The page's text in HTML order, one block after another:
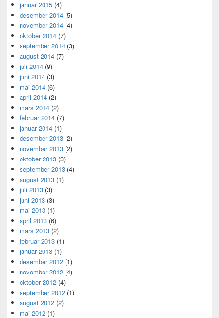
januar 2015 (4)
desember 2014 (5)
november 2014 (4)
oktober 2014 (7)
september 2014 (3)
august 2014 (7)
juli 2014 (9)
juni 2014 (3)
mai 2014 (6)
april 2014 (2)
mars 2014 (2)
februar 2014 (7)
januar 2014 (1)
desember 2013 (2)
november 2013 (2)
oktober 2013 (3)
september 2013 (4)
august 2013 (1)
juli 2013 (3)
juni 2013 (3)
mai 2013 (1)
april 2013 (6)
mars 2013 (2)
februar 2013 (1)
januar 2013 (1)
desember 2012 (1)
november 2012 (4)
oktober 2012 (4)
september 2012 (1)
august 2012 (2)
mai 2012 (1)